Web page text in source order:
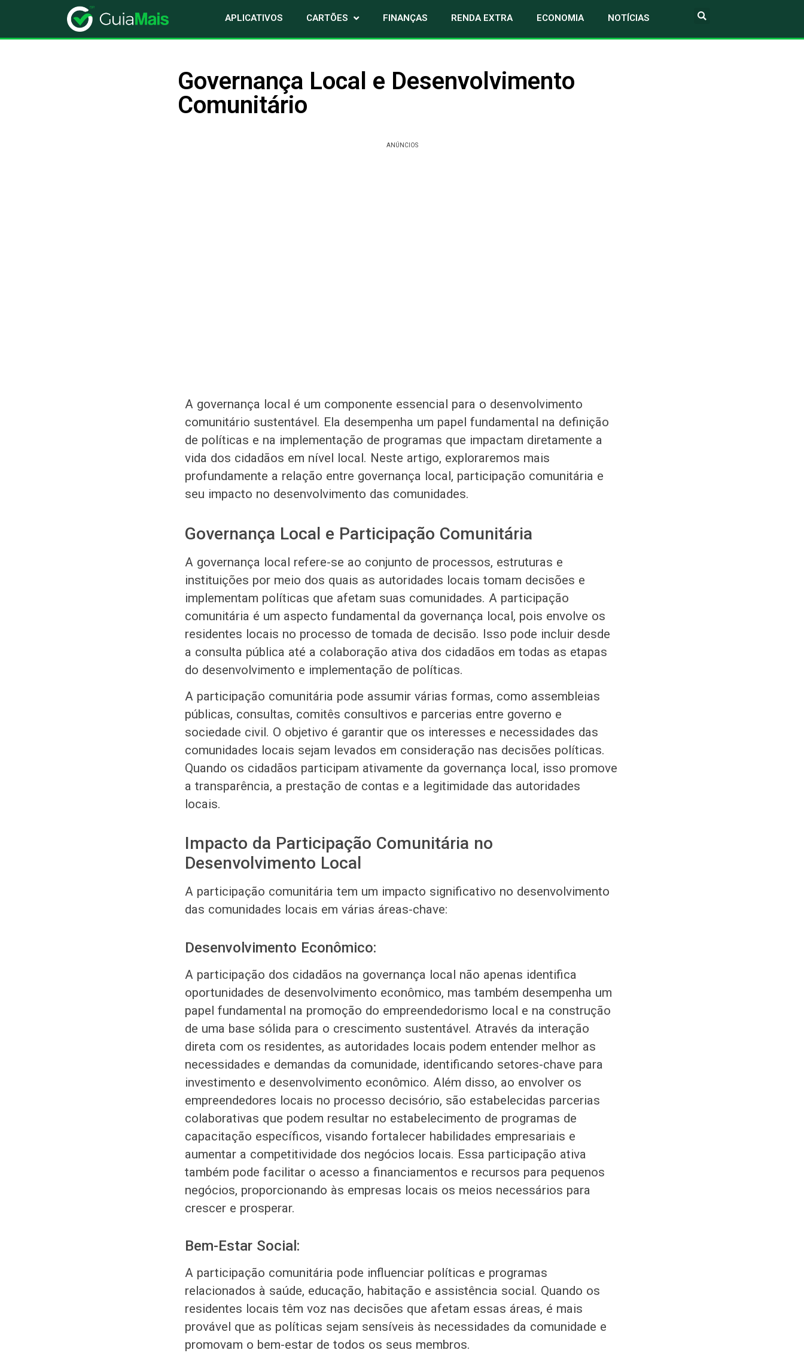
APLICATIVOS CARTÕES FINANÇAS RENDA EXTRA ECONOMIA NOTÍCIAS
Governança Local e Desenvolvimento
Comunitário
ANÚNCIOS
A governança local é um componente essencial para o desenvolvimento
comunitário sustentável. Ela desempenha um papel fundamental na definição
de políticas e na implementação de programas que impactam diretamente a
vida dos cidadãos em nível local. Neste artigo, exploraremos mais
profundamente a relação entre governança local, participação comunitária e
seu impacto no desenvolvimento das comunidades.
Governança Local e Participação Comunitária
A governança local refere-se ao conjunto de processos, estruturas e
instituições por meio dos quais as autoridades locais tomam decisões e
implementam políticas que afetam suas comunidades. A participação
comunitária é um aspecto fundamental da governança local, pois envolve os
residentes locais no processo de tomada de decisão. Isso pode incluir desde
a consulta pública até a colaboração ativa dos cidadãos em todas as etapas
do desenvolvimento e implementação de políticas.
A participação comunitária pode assumir várias formas, como assembleias
públicas, consultas, comitês consultivos e parcerias entre governo e
sociedade civil. O objetivo é garantir que os interesses e necessidades das
comunidades locais sejam levados em consideração nas decisões políticas.
Quando os cidadãos participam ativamente da governança local, isso promove
a transparência, a prestação de contas e a legitimidade das autoridades
locais.
Impacto da Participação Comunitária no
Desenvolvimento Local
A participação comunitária tem um impacto significativo no desenvolvimento
das comunidades locais em várias áreas-chave:
Desenvolvimento Econômico:
A participação dos cidadãos na governança local não apenas identifica
oportunidades de desenvolvimento econômico, mas também desempenha um
papel fundamental na promoção do empreendedorismo local e na construção
de uma base sólida para o crescimento sustentável. Através da interação
direta com os residentes, as autoridades locais podem entender melhor as
necessidades e demandas da comunidade, identificando setores-chave para
investimento e desenvolvimento econômico. Além disso, ao envolver os
empreendedores locais no processo decisório, são estabelecidas parcerias
colaborativas que podem resultar no estabelecimento de programas de
capacitação específicos, visando fortalecer habilidades empresariais e
aumentar a competitividade dos negócios locais. Essa participação ativa
também pode facilitar o acesso a financiamentos e recursos para pequenos
negócios, proporcionando às empresas locais os meios necessários para
crescer e prosperar.
Bem-Estar Social:
A participação comunitária pode influenciar políticas e programas
relacionados à saúde, educação, habitação e assistência social. Quando os
residentes locais têm voz nas decisões que afetam essas áreas, é mais
provável que as políticas sejam sensíveis às necessidades da comunidade e
promovam o bem-estar de todos os seus membros.